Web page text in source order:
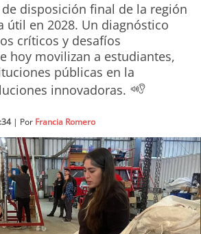
disposición final de la región
útil en 2028. Un diagnóstico
críticos y desafíos
hoy movilizan a estudiantes,
públicas en la
innovadoras.
| Por Francia Romero